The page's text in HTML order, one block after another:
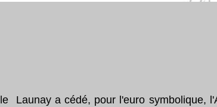
Launay a cédé, pour l'euro symbolique,